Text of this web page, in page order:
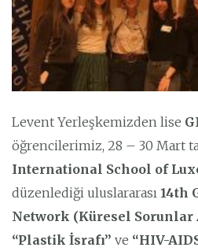
Levent Yerleşkemizden lise
öğrencilerimiz, 28 – 30 Mart
International School of
düzenlediği uluslararası 14th
Network (Küresel Sorunlar
“Plastik İsrafı” ve “HIV-